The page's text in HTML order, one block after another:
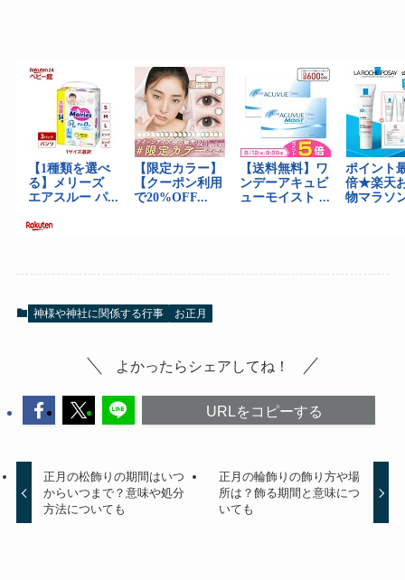
神様や神社に関係する行事 お正月
よかったらシェアしてね！
URLをコピーする
正月の松飾りの期間はいつ
からいつまで？意味や処分
方法についても
正月の輪飾りの飾り方や場
所は？飾る期間と意味につ
いても